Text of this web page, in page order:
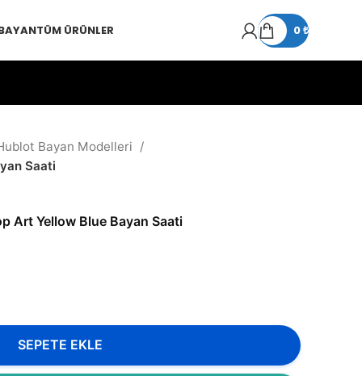
TÜM ÜRÜNLER 0₺
Bayan Modelleri
Saati
Art Yellow Blue Bayan Saati
SEPETE EKLE